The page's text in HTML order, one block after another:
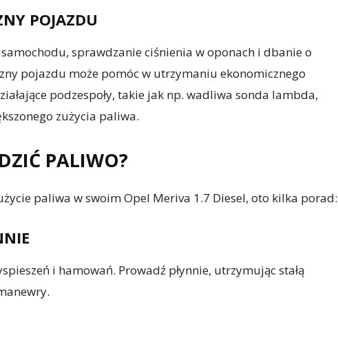
POJAZDU
sprawdzanie ciśnienia w oponach i dbanie o
pojazdu może pomóc w utrzymaniu ekonomicznego
podzespoły, takie jak np. wadliwa sonda lambda,
zużycia paliwa.
PALIWO?
paliwa w swoim Opel Meriva 1.7 Diesel, oto kilka porad:
i hamowań. Prowadź płynnie, utrzymując stałą